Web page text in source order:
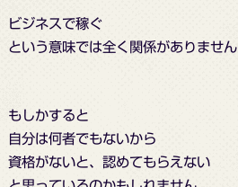
ビジネスで稼ぐ
という意味では全く関係がありません
もしかすると
自分は何者でもないから
資格がないと、認めてもらえない